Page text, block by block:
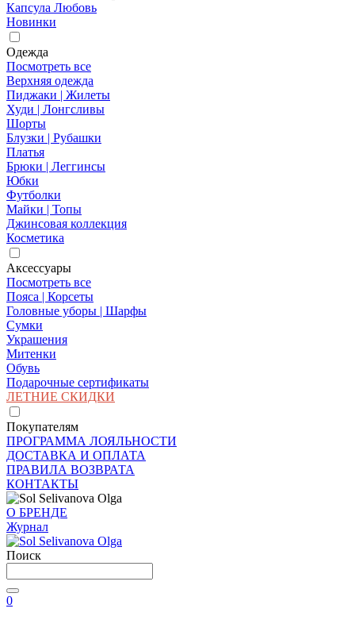
Капсула Любовь
Новинки
Одежда
Посмотреть все
Верхняя одежда
Пиджаки | Жилеты
Худи | Лонгсливы
Шорты
Блузки | Рубашки
Платья
Брюки | Леггинсы
Юбки
Футболки
Майки | Топы
Джинсовая коллекция
Косметика
Аксессуары
Посмотреть все
Пояса | Корсеты
Головные уборы | Шарфы
Сумки
Украшения
Митенки
Обувь
Подарочные сертификаты
ЛЕТНИЕ СКИДКИ
Покупателям
ПРОГРАММА ЛОЯЛЬНОСТИ
ДОСТАВКА И ОПЛАТА
ПРАВИЛА ВОЗВРАТА
КОНТАКТЫ
О БРЕНДЕ
Журнал
Поиск
0